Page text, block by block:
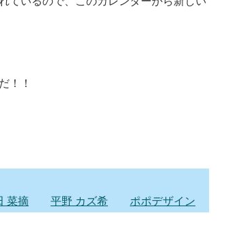
！！
菜摘 平野 カズ希 ポポデザイン